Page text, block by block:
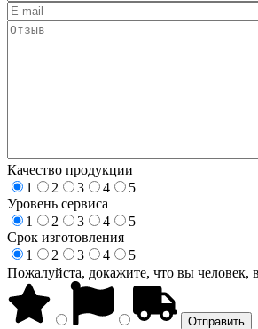
Качество продукции
1
2 3 4
5
Уровень сервиса
1
2 3 4
5
Срок изготовления
1
2 3 4
5
Пожалуйста, докажите, что вы человек,